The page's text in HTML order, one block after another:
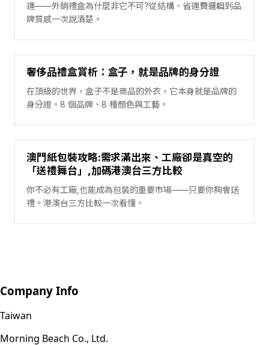
運——外銷禮盒為什麼非它不可?從結構、省運費邏輯到品
牌質感一次說清楚。
奢侈品禮盒賞析：盒子，就是品牌的身分證
在頂級的世界，盒子不是商品的外衣，它本身就是品牌的
身分證。8 個品牌、8 種顏色與工藝。
澳門紙包裝攻略:需求滿出來、工廠卻是真空的
「送禮舞台」,加碼港澳台三方比較
你不必有工廠,也能成為包裝的重要市場——只要你夠會送
禮。港澳台三方比較一次看懂。
Company Info
Taiwan
Morning Beach Co., Ltd.